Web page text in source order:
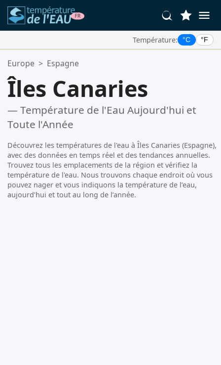
Température: °C °F
Vos Lieux Favoris:
Europe > Espagne
Îles Canaries
— Température de l'Eau Aujourd'hui et
Toute l'Année
Découvrez les températures de l'eau à Îles Canaries (Espagne),
avec des données en temps réel et des tendances annuelles.
Trouvez tous les emplacements de la région et vérifiez la
température de l'eau. Nous trouvons chaque endroit où vous
pouvez nager et vous indiquons la température de l’eau,
aujourd’hui et tout au long de l’année.